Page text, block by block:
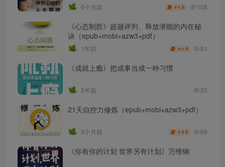
6个月前 ￥4.9 108
《心态制胜》超越评判、释放潜能的内在秘
诀（epub+mobi+azw3+pdf）
1年前 ￥4.9 81
《成就上瘾》把成事当成一种习惯
2年前 55
21天自控力修炼（epub+mobi+azw3+pdf）
3个月前 ￥4.9 69
《你有你的计划 世界另有计划》万维钢